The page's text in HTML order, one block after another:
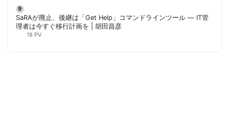
SaRAが廃止、後継は「Get Help」コマンドラインツール — IT管
理者は今すぐ移行計画を | 胡田昌彦
18 PV